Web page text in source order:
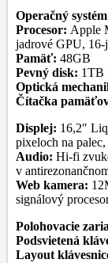
Operačný
Procesor: Apple
jadrové GPU,
Pamäť: 48GB
Pevný disk: 1TB
Optická
Čítačka
Displej: 16,2″
pixeloch na
Audio: Hi-fi
v
Web kamera:
signálový
Polohovacie
Podsvietená
Layout